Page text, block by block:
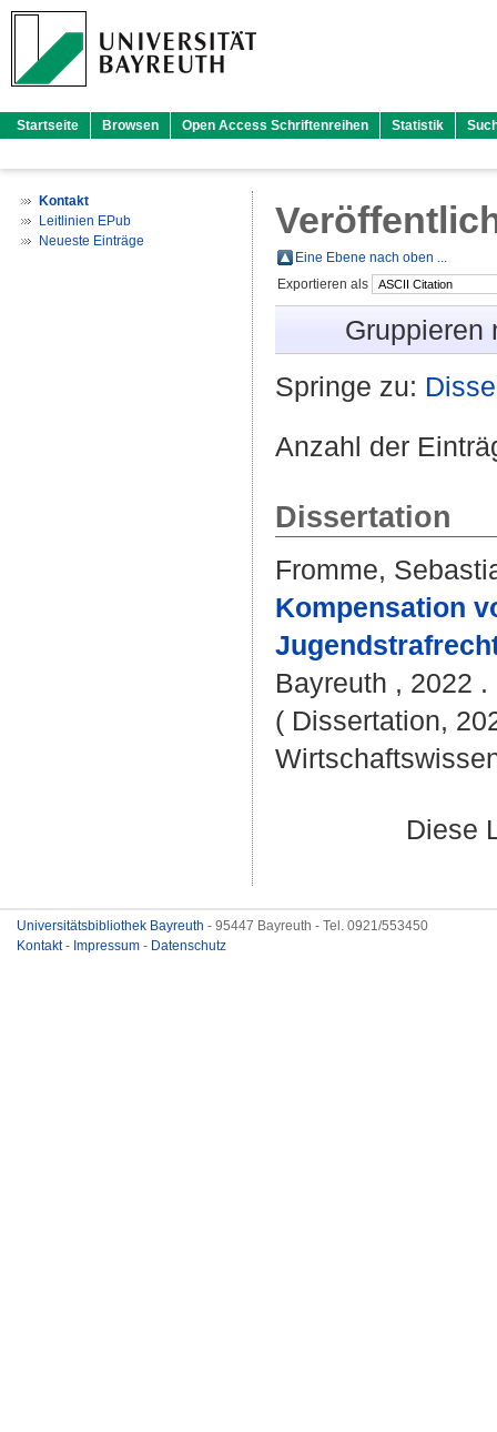
Startseite Browsen Open Access Schriftenreihen Statistik
Kontakt
Leitlinien EPub
Neueste Einträge
Eine Ebene nach oben ...
Exportieren als
Gruppieren
Springe zu:
Anzahl der
Dissertation
Fromme,
Kompensation
Bayreuth , 2022
( Dissertation,
Diese
Universitätsbibliothek Bayreuth - 95447 Bayreuth - Tel. 0921/553450
Kontakt- Impressum - Datenschutz